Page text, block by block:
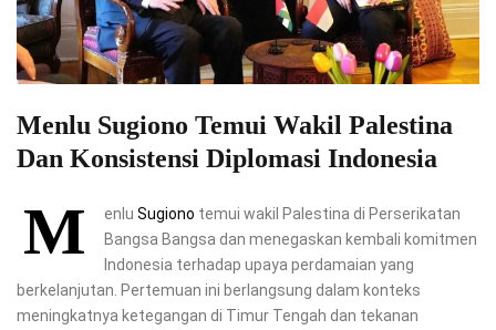
Menlu Sugiono Temui Wakil Palestina
Dan Konsistensi Diplomasi Indonesia
M enlu Sugiono temui wakil Palestina di Perserikatan
Bangsa Bangsa dan menegaskan kembali komitmen
Indonesia terhadap upaya perdamaian yang
berkelanjutan. Pertemuan ini berlangsung dalam konteks
meningkatnya ketegangan di Timur Tengah dan tekanan